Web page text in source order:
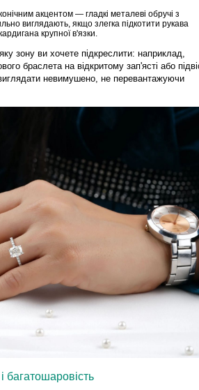
акцентом — гладкі металеві обручі з
виглядають, якщо злегка підкотити рукава
крупної в'язки.
зону ви хочете підкреслити: наприклад,
браслета на відкритому зап'ясті або
невимушено, не перевантажуючи
багатошаровість